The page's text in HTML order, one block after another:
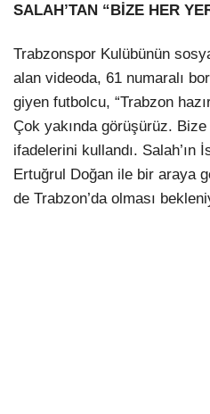
SALAH’TAN “BİZE HER
Trabzonspor Kulübünün
alan videoda, 61 numaralı
giyen futbolcu, “Trabzon
Çok yakında görüşürüz.
ifadelerini kullandı. Salah’ın
Ertuğrul Doğan ile bir araya
de Trabzon’da olması